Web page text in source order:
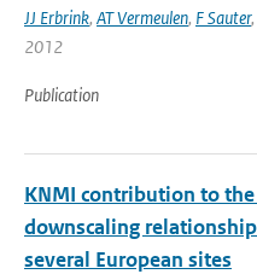
JJ Erbrink, AT Vermeulen, F Sauter,
2012
Publication
KNMI contribution to the
downscaling
several European sites